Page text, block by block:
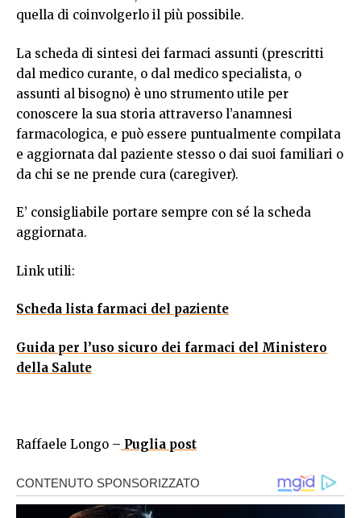
quella di coinvolgerlo il più possibile.
La scheda di sintesi dei farmaci assunti (prescritti
dal medico curante, o dal medico specialista, o
assunti al bisogno) è uno strumento utile per
conoscere la sua storia attraverso l’anamnesi
farmacologica, e può essere puntualmente compilata
e aggiornata dal paziente stesso o dai suoi familiari o
da chi se ne prende cura (caregiver).
E’ consigliabile portare sempre con sé la scheda
aggiornata.
Link utili:
Scheda lista farmaci del paziente
Guida per l’uso sicuro dei farmaci del Ministero
della Salute
Raffaele Longo – Puglia post